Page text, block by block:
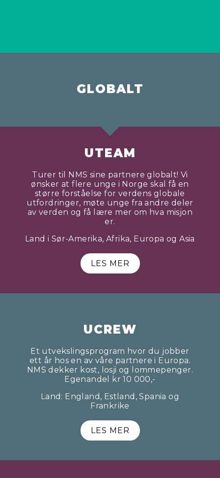
GLOBALT
UTEAM
Turer til NMS sine partnere globalt! Vi
ønsker at flere unge i Norge skal få en
større forståelse for verdens globale
utfordringer, møte unge fra andre deler
av verden og få lære mer om hva misjon
er.
Land i Sør-Amerika, Afrika, Europa og Asia
LES MER
UCREW
Et utvekslingsprogram hvor du jobber
ett år hos en av våre partnere i Europa.
NMS dekker kost, losji og lommepenger.
Egenandel kr 10 000,-
Land: England, Estland, Spania og
Frankrike
LES MER